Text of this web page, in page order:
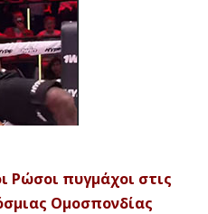
Ρώσοι πυγμάχοι στις
Ομοσπονδίας